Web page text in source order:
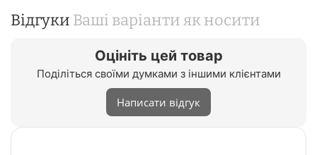
Відгуки Ваші варіанти як носити
Оцініть цей товар
Поділіться своїми думками з іншими клієнтами
Написати відгук